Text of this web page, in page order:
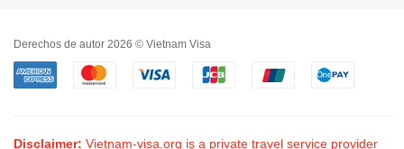
Derechos de autor 2026 © Vietnam Visa
Disclaimer: Vietnam-visa.org is a private travel service provider